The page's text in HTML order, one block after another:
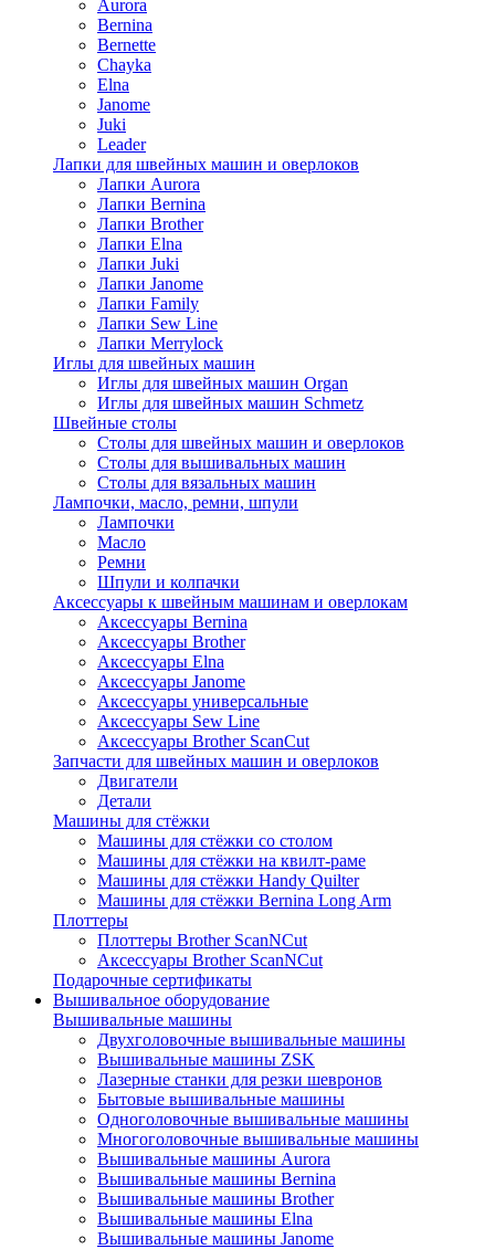
Aurora
Bernina
Bernette
Chayka
Elna
Janome
Juki
Leader
Лапки для швейных машин и оверлоков
Лапки Aurora
Лапки Bernina
Лапки Brother
Лапки Elna
Лапки Juki
Лапки Janome
Лапки Family
Лапки Sew Line
Лапки Merrylock
Иглы для швейных машин
Иглы для швейных машин Organ
Иглы для швейных машин Schmetz
Швейные столы
Столы для швейных машин и оверлоков
Столы для вышивальных машин
Столы для вязальных машин
Лампочки, масло, ремни, шпули
Лампочки
Масло
Ремни
Шпули и колпачки
Аксессуары к швейным машинам и оверлокам
Аксессуары Bernina
Аксессуары Brother
Аксессуары Elna
Аксессуары Janome
Аксессуары универсальные
Аксессуары Sew Line
Аксессуары Brother ScanCut
Запчасти для швейных машин и оверлоков
Двигатели
Детали
Машины для стёжки
Машины для стёжки со столом
Машины для стёжки на квилт-раме
Машины для стёжки Handy Quilter
Машины для стёжки Bernina Long Arm
Плоттеры
Плоттеры Brother ScanNCut
Аксессуары Brother ScanNCut
Подарочные сертификаты
Вышивальное оборудование
Вышивальные машины
Двухголовочные вышивальные машины
Вышивальные машины ZSK
Лазерные станки для резки шевронов
Бытовые вышивальные машины
Одноголовочные вышивальные машины
Многоголовочные вышивальные машины
Вышивальные машины Aurora
Вышивальные машины Bernina
Вышивальные машины Brother
Вышивальные машины Elna
Вышивальные машины Janome